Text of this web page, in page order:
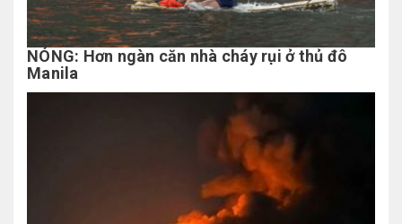
NÓNG: Hơn ngàn căn nhà cháy rụi ở thủ đô
Manila